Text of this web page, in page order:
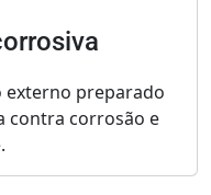
externo preparado
contra corrosão e